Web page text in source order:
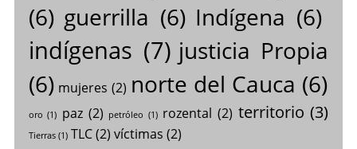
(6) guerrilla (6) Indígena (6)
indígenas (7) justicia Propia
(6) mujeres (2) norte del Cauca (6)
oro (1) paz (2) petróleo (1) rozental (2) territorio (3)
Tierras(1) TLC(2) víctimas (2)